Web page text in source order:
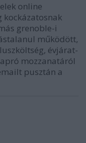
online
kockázatosnak
grenoble-i
működött,
évjárat-
mozzanatáról
pusztán a